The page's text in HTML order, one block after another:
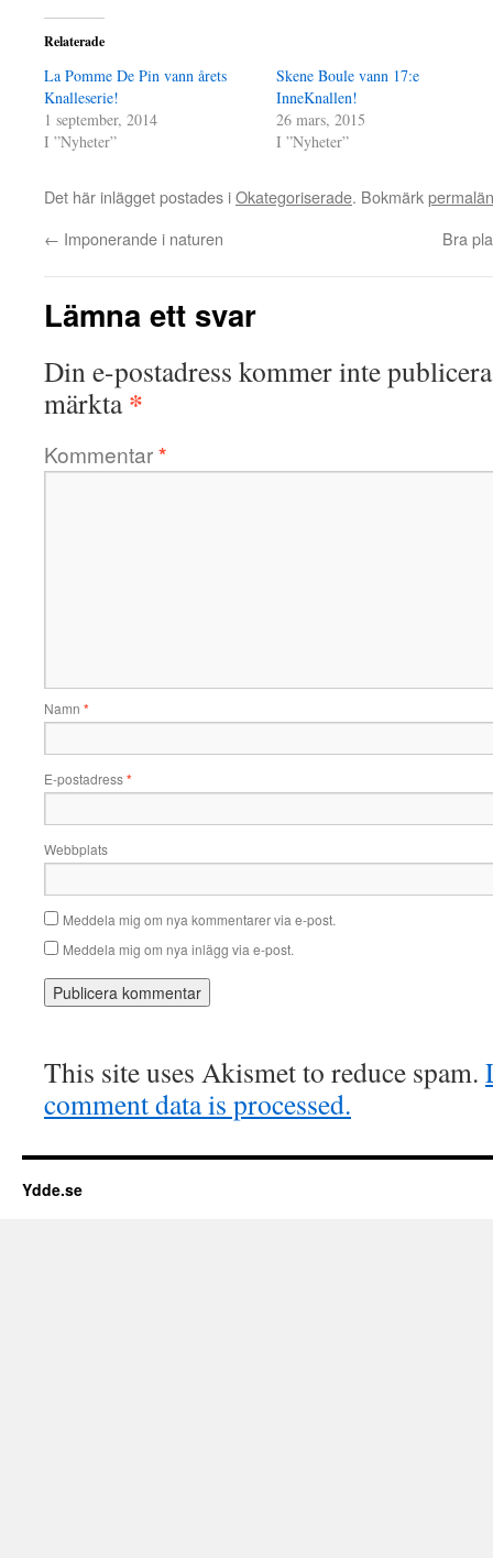
Relaterade
La Pomme De Pin vann årets
Knalleserie!
1 september, 2014
I ”Nyheter”
Skene Boule vann 17:e
InneKnallen!
26 mars, 2015
I ”Nyheter”
Det här inlägget postades iOkategoriserade. Bokmärk
← Imponerande i naturen Bra
Lämna ett svar
Din e-postadress kommer inte
märkta*
Kommentar*
Namn *
E-postadress*
Webbplats
Meddela mig om nya kommentarer via e-post.
Meddela mig om nya inlägg via e-post.
This site uses Akismet to reduce spam.
comment data is processed.
Ydde.se